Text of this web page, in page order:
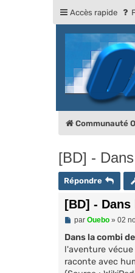
Accès rapide
Communauté
[BD] -
Répondre
[BD] -
M
s
a
g
e
par Ouebo» 02
Dans la combi
l'aventure
raconte avec